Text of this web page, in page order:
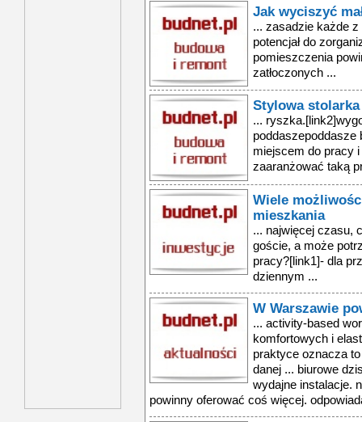
Jak wyciszyć
... zasadzie każde
potencjał do
pomieszczenia
zatłoczonych ...
Stylowa
...
poddaszepoddasze
miejscem do pracy
zaaranżować taką
Wiele
mieszkania
... najwięcej czasu,
goście, a może
pracy?[link1]- dla
dziennym ...
W Warszawie
... activity-based
komfortowych i
praktyce oznacza
danej ... biurowe
wydajne instalacje.
powinny oferować coś więcej.